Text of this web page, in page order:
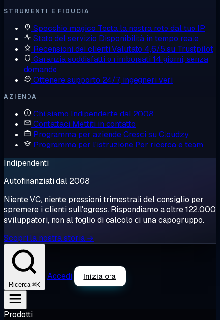
STRUMENTI E FIDUCIA
Specchio magico Testa la nostra rete dal tuo IP
Stato del servizio Disponibilità in tempo reale
Recensioni dei clienti Valutato 4,6/5 su Trustpilot
Garanzia soddisfatti o rimborsati 14 giorni, senza
domande
Ottenere supporto 24/7, ingegneri veri
AZIENDA
Chi siamo Indipendente dal 2008
Contattaci Mettiti in contatto
Programma per aziendeCresci su Cloudzy
Programma per l'istruzione Per ricerca e team
Indipendenti
Autofinanziati dal 2008
Niente VC, niente pressioni trimestrali del consiglio per
spremere i clienti sull'egress. Rispondiamo a oltre 122.000
sviluppatori, non al foglio di calcolo di una capogruppo.
Scopri la nostra storia →
Ricerca ⌘K
Accedi Inizia ora
Prodotti